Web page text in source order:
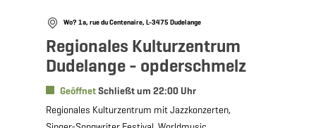
Wo? 1a, rue du Centenaire, L-3475 Dudelange
Regionales Kulturzentrum
Dudelange - opderschmelz
GeöffnetSchließt um 22:00 Uhr
Regionales Kulturzentrum mit Jazzkonzerten,